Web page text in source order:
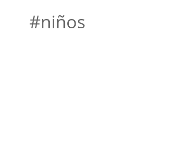
#niños